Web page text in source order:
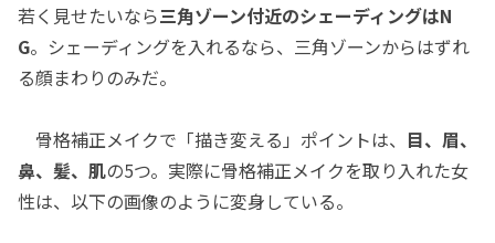
若く見せたいなら三角ゾーン付近のシェーディングはN
G。シェーディングを入れるなら、三角ゾーンからはずれ
る顔まわりのみだ。
骨格補正メイクで「描き変える」ポイントは、 目、眉、
鼻、髪、肌の5つ。実際に骨格補正メイクを取り入れた女
性は、以下の画像のように変身している。